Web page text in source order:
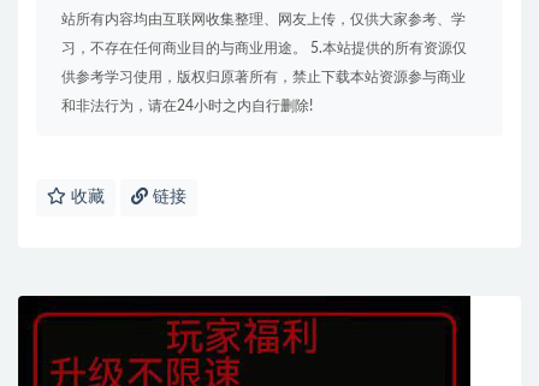
站所有内容均由互联网收集整理、网友上传，仅供大家参考、学
习，不存在任何商业目的与商业用途。 5.本站提供的所有资源仅
供参考学习使用，版权归原著所有，禁止下载本站资源参与商业
和非法行为，请在24小时之内自行删除!
收藏 链接